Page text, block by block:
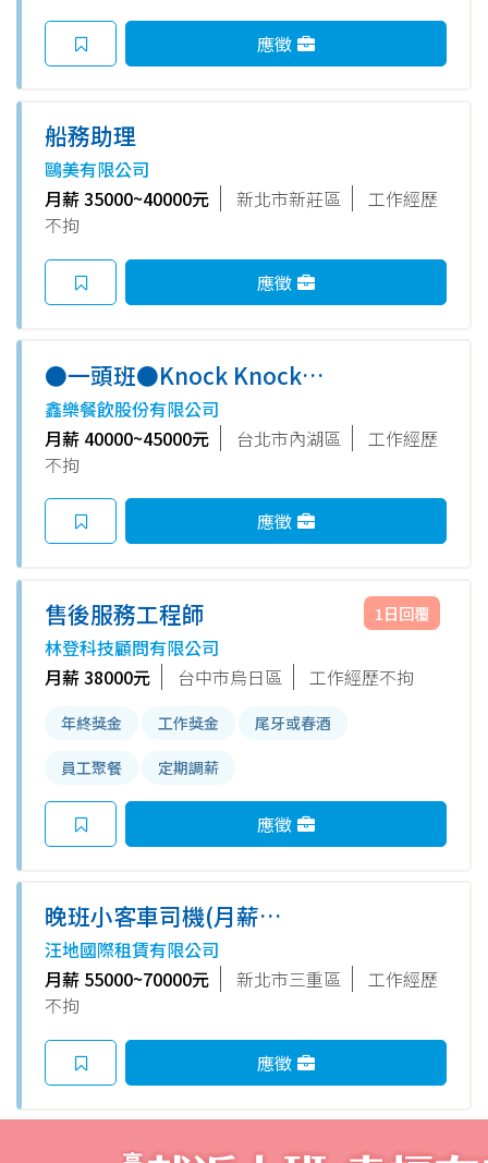
應徵
船務助理
鷗美有限公司
月薪 35000~40000元
新北市新莊區
工作經歷
不拘
應徵
●一頭班●Knock Knock
Heaven台北內湖店＿內場正職
月薪40,000-45,000
鑫樂餐飲股份有限公司
月薪 40000~45000元
台北市內湖區
工作經歷
不拘
應徵
售後服務工程師
林登科技顧問有限公司
月薪 38000元
台中市烏日區 工作經歷不拘
年終獎金 工作獎金 尾牙或春酒
員工聚餐 定期調薪
1日回覆
應徵
晚班小客車司機(月薪
55,000~70,000)台北市/新北市
汪地國際租賃有限公司
月薪 55000~70000元
新北市三重區
工作經歷
不拘
應徵